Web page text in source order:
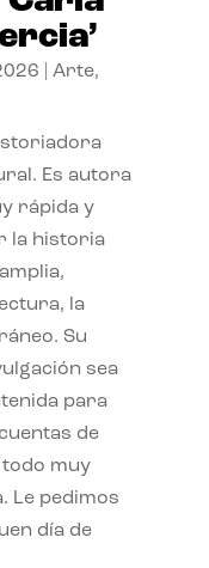
Arte,
Es autora
rápida y
la historia
la
Su
sea
para
de
muy
Le pedimos
día de